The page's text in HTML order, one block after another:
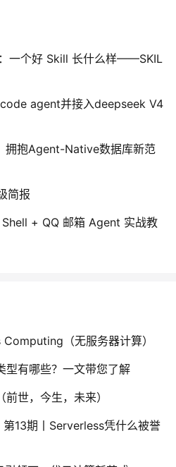
一个好 Skill 长什么样——SKIL
agent并接入deepseek V4
拥抱Agent-Native数据库新范
简报
+ QQ 邮箱 Agent 实战教
（无服务器计算）
型有哪些？一文带您了解
世，今生，未来）